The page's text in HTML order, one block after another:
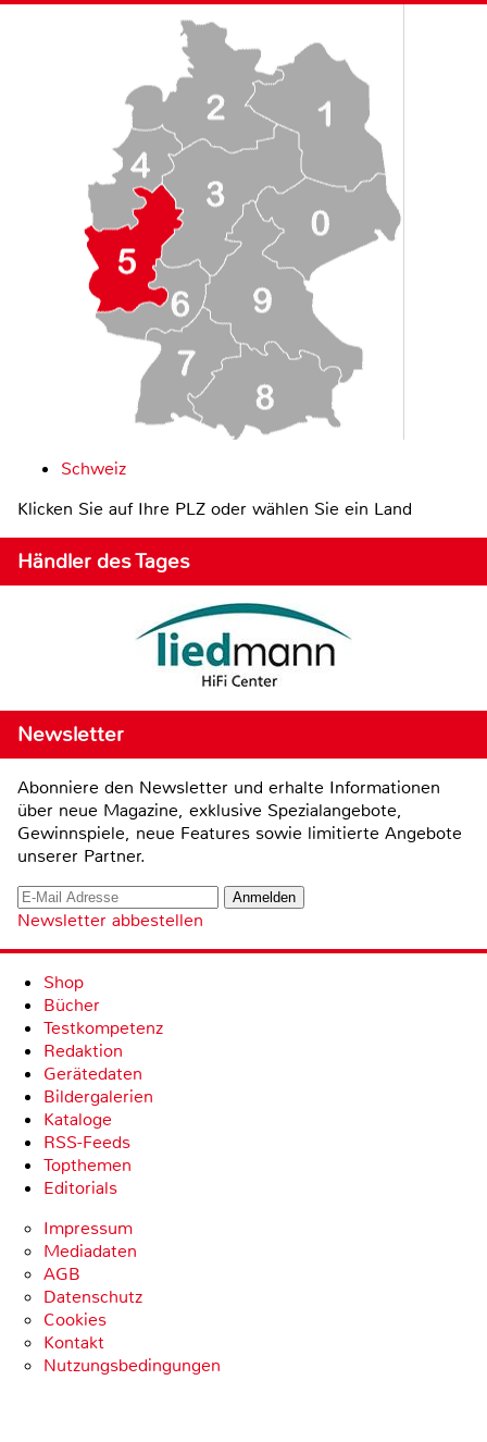
Schweiz
Klicken Sie auf Ihre PLZ oder wählen Sie ein Land
Händler des Tages
Newsletter
Abonniere den Newsletter und erhalte Informationen
über neue Magazine, exklusive Spezialangebote,
Gewinnspiele, neue Features sowie limitierte Angebote
unserer Partner.
Newsletter abbestellen
Shop
Bücher
Testkompetenz
Redaktion
Gerätedaten
Bildergalerien
Kataloge
RSS-Feeds
Topthemen
Editorials
Impressum
Mediadaten
AGB
Datenschutz
Cookies
Kontakt
Nutzungsbedingungen